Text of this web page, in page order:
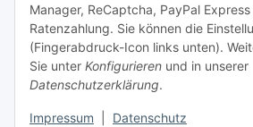
Manager, ReCaptcha, PayPal
Ratenzahlung. Sie können die
(Fingerabdruck-Icon links unten).
Sie unter Konfigurieren und in unserer
Datenschutzerklärung.
Impressum Datenschutz
Informationen
Gesetzliche Informationen